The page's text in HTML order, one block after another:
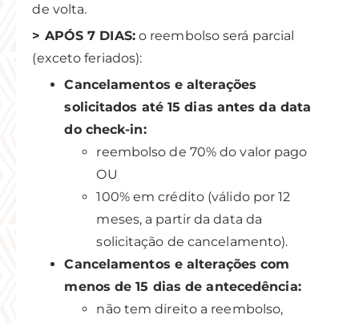
de volta.
> APÓS 7 DIAS:o reembolso será parcial
(exceto feriados):
Cancelamentos e alterações
solicitados até 15 dias antes da data
do check-in:
reembolso de 70% do valor pago
OU
100% em crédito (válido por 12
meses, a partir da data da
solicitação de cancelamento).
Cancelamentos e alterações com
menos de 15 dias de antecedência:
não tem direito a reembolso,